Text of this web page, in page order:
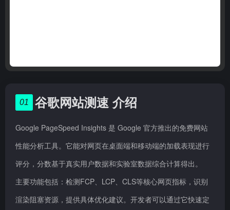
01 谷歌网站测速 介绍
Google PageSpeed Insights 是 Google 官方推出的免费网站
性能分析工具。它能对网页在桌面端和移动端的加载表现进行
评分，分数基于真实用户数据和实验室数据综合计算得出。
主要功能包括：检测FCP、LCP、CLS等核心网页指标，识别
渲染阻塞资源，提供具体优化建议。开发者可以通过它快速定